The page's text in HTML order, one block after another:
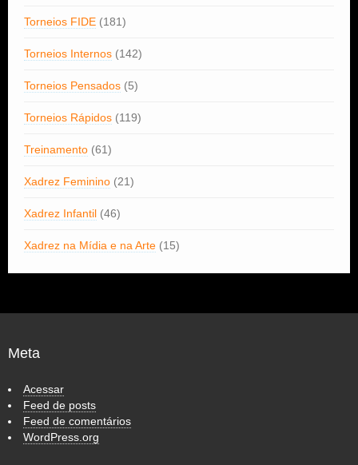
Torneios FIDE (181)
Torneios Internos (142)
Torneios Pensados (5)
Torneios Rápidos (119)
Treinamento (61)
Xadrez Feminino (21)
Xadrez Infantil (46)
Xadrez na Mídia e na Arte (15)
Meta
Acessar
Feed de posts
Feed de comentários
WordPress.org